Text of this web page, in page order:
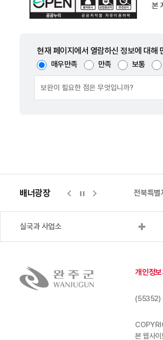
본
현재 페이지에서 열람하신 정보에 대해
매우만족 만족 보통
배너광장
완주몰 전북특별자치도
실국과 사업소
개인정
(55352)
본 웹사